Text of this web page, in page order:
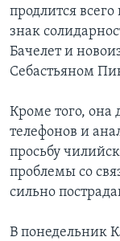
продлится
знак
Бачелет и
Себастьяном
Кроме того, она
телефонов и
просьбу
проблемы со
сильно
В понедельник